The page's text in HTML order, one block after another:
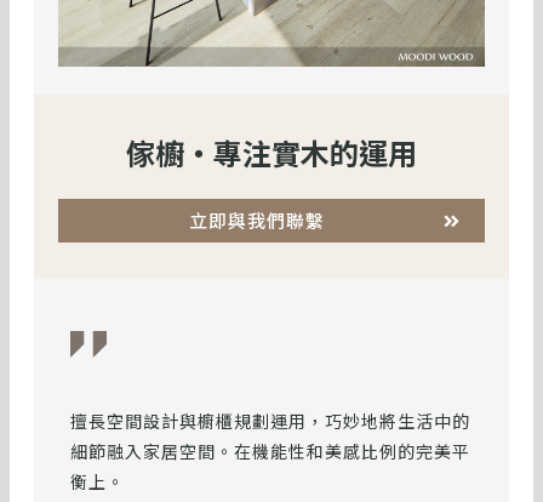
傢櫥・專注實木的運用
立即與我們聯繫
擅長空間設計與櫥櫃規劃運用，巧妙地將生活中的
細節融入家居空間。在機能性和美感比例的完美平
衡上。